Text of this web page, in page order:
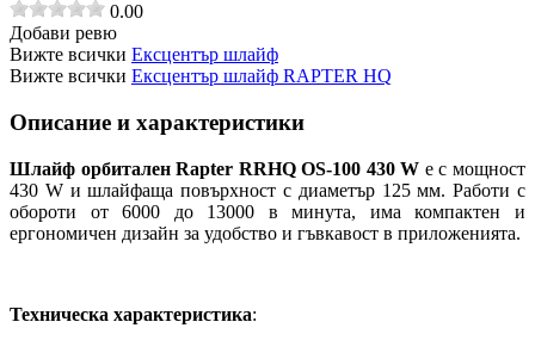
0.00
Добави ревю
Вижте всички Ексцентър шлайф
Вижте всички Ексцентър шлайф RAPTER HQ
Описание и характеристики
Шлайф орбитален Rapter RRHQ OS-100 430 W е с мощност
430 W и шлайфаща повърхност с диаметър 125 мм. Работи с
обороти от 6000 до 13000 в минута, има компактен и
ергономичен дизайн за удобство и гъвкавост в приложенията.
Техническа характеристика: